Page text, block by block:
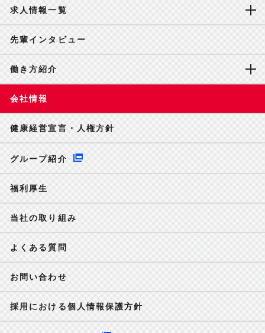
求人情報一覧
先輩インタビュー
働き方紹介
会社情報
健康経営宣言・人権方針
グループ紹介
福利厚生
当社の取り組み
よくある質問
お問い合わせ
採用における個人情報保護方針